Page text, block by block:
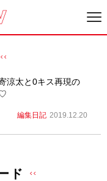
涼太と0キス再現の
編集日記 2019.12.20
ド